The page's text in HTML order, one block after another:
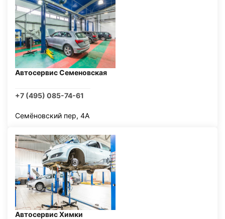
Автосервис Семеновская
+7 (495) 085-74-61
Семёновский пер, 4А
Автосервис Химки